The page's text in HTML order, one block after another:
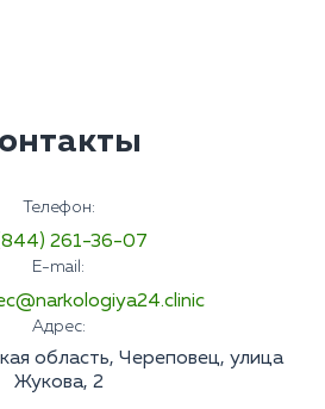
Телефон:
261-36-07
E-mail:
Адрес:
область, Череповец, улица
Жукова, 2